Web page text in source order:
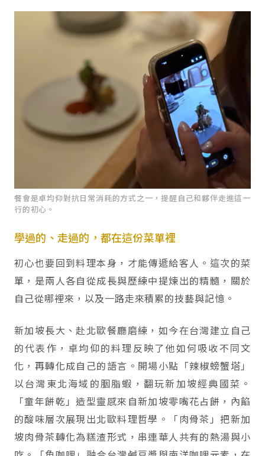
餐會是卓均仰對抗日常消耗的方式之一，提醒自己和夥伴走進這一
行的初心。
學過的、走過的，都在這份菜單裡
初心也要回到料理本身，才能傳遞給客人。這次的菜
單，是兩人各自從成長與歷練中提煉出的精髓，關於
自己從哪裡來，以及一路走來積累的技藝與記憶。
新加坡長大、赴北歐餐廳磨練，如今在台灣建立自己
的代表作，卓均仰的料理反映了他如何吸收不同文
化，再轉化成自己的語言。開場小點「辣椒螃蟹塔」
以台灣東北海域的胭脂蝦，翻玩新加坡經典國菜。
「童年餅乾」造型靈感來自新加坡零嘴花占餅，內餡
的酸味層次展現出北歐料理哲學。「肉骨茶」把新加
坡肉骨茶轉化為糕渣形式，串連華人共有的熱湯與小